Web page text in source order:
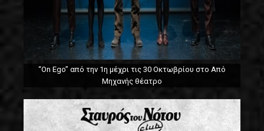
“On Ego” από την 1η μέχρι τις 30 Οκτωβρίου στο Από
Μηχανής θέατρο